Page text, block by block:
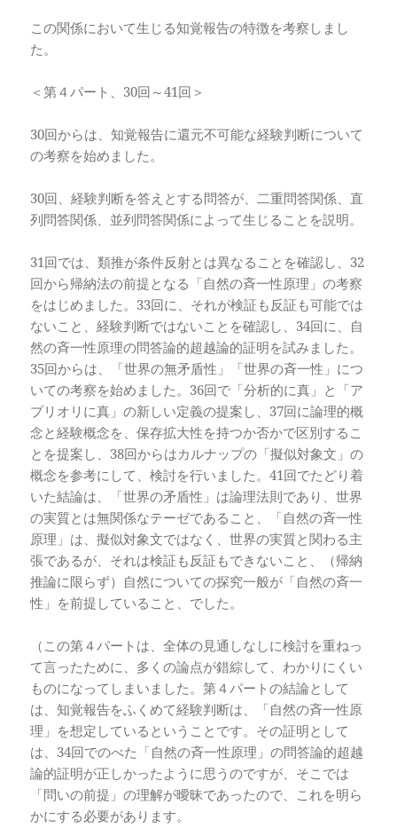
この関係において生じる知覚報告の特徴を考察しまし
た。
＜第４パート、30回～41回＞
30回からは、知覚報告に還元不可能な経験判断について
の考察を始めました。
30回、経験判断を答えとする問答が、二重問答関係、直
列問答関係、並列問答関係によって生じることを説明。
31回では、類推が条件反射とは異なることを確認し、32
回から帰納法の前提となる「自然の斉一性原理」の考察
をはじめました。33回に、それが検証も反証も可能では
ないこと、経験判断ではないことを確認し、34回に、自
然の斉一性原理の問答論的超越論的証明を試みました。
35回からは、「世界の無矛盾性」「世界の斉一性」につ
いての考察を始めました。36回で「分析的に真」と「ア
プリオリに真」の新しい定義の提案し、37回に論理的概
念と経験概念を、保存拡大性を持つか否かで区別するこ
とを提案し、38回からはカルナップの「擬似対象文」の
概念を参考にして、検討を行いました。41回でたどり着
いた結論は、「世界の矛盾性」は論理法則であり、世界
の実質とは無関係なテーゼであること、「自然の斉一性
原理」は、擬似対象文ではなく、世界の実質と関わる主
張であるが、それは検証も反証もできないこと、（帰納
推論に限らず）自然についての探究一般が「自然の斉一
性」を前提していること、でした。
（この第４パートは、全体の見通しなしに検討を重ねっ
て言ったために、多くの論点が錯綜して、わかりにくい
ものになってしまいました。第４パートの結論として
は、知覚報告をふくめて経験判断は、「自然の斉一性原
理」を想定しているということです。その証明として
は、34回でのべた「自然の斉一性原理」の問答論的超越
論的証明が正しかったように思うのですが、そこでは
「問いの前提」の理解が曖昧であったので、これを明ら
かにする必要があります。